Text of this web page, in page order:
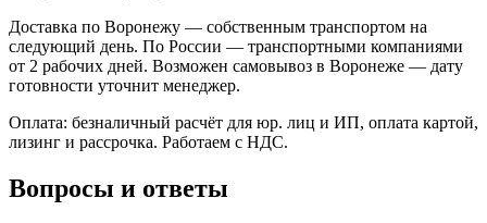
Доставка по Воронежу — собственным транспортом на
следующий день. По России — транспортными компаниями
от 2 рабочих дней. Возможен самовывоз в Воронеже — дату
готовности уточнит менеджер.
Оплата: безналичный расчёт для юр. лиц и ИП, оплата картой,
лизинг и рассрочка. Работаем с НДС.
Вопросы и ответы